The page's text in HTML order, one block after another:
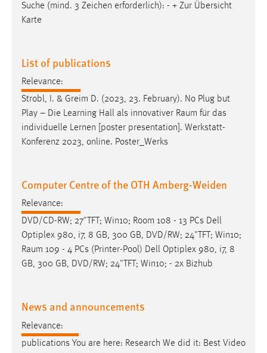
Suche (mind. 3 Zeichen erforderlich): - + Zur Übersicht
Karte
List of publications
Relevance:
Strobl, I. & Greim D. (2023, 23. February). No Plug but
Play – Die Learning Hall als innovativer Raum für das
individuelle Lernen [poster presentation]. Werkstatt-
Konferenz 2023, online. Poster_Werks
Computer Centre of the OTH Amberg-Weiden
Relevance:
DVD/CD-RW; 27"TFT; Win10; Room 108 - 13 PCs Dell
Optiplex 980, i7, 8 GB, 300 GB, DVD/RW; 24"TFT; Win10;
Raum 109 - 4 PCs (Printer-Pool) Dell Optiplex 980, i7, 8
GB, 300 GB, DVD/RW; 24"TFT; Win10; - 2x Bizhub
News and announcements
Relevance:
publications You are here: Research We did it: Best Video